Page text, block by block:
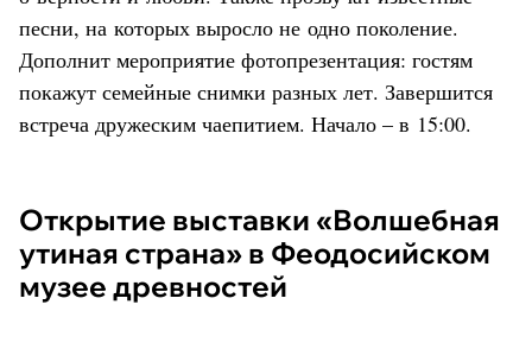
песни, на которых выросло не одно поколение.
Дополнит мероприятие фотопрезентация: гостям
покажут семейные снимки разных лет. Завершится
встреча дружеским чаепитием. Начало – в 15:00.
Открытие выставки «Волшебная
утиная страна» в Феодосийском
музее древностей